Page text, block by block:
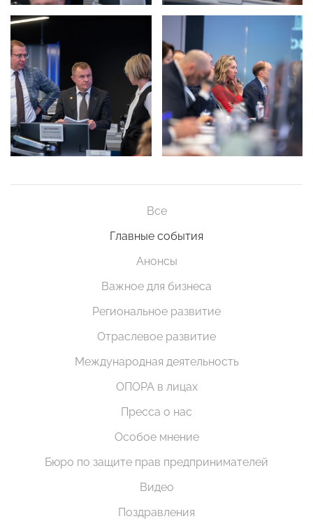
Все
Главные события
Анонсы
Важное для бизнеса
Региональное развитие
Отраслевое развитие
Международная деятельность
ОПОРА в лицах
Пресса о нас
Особое мнение
Бюро по защите прав предпринимателей
Видео
Поздравления